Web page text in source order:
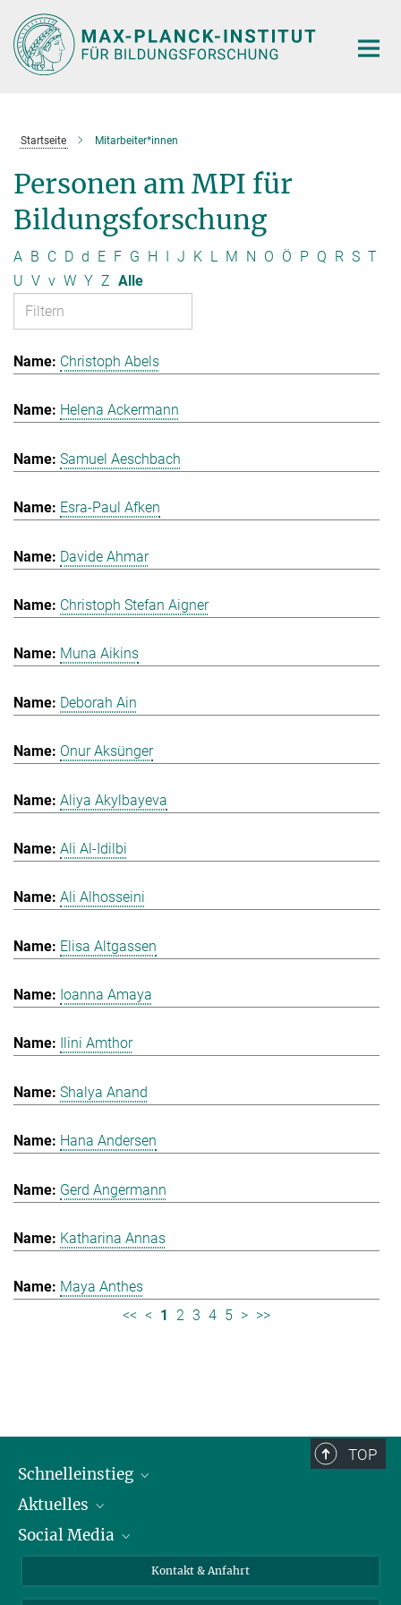
Hauptinhalt
Startseite Mitarbeiter*innen
Personen am MPI für
Bildungsforschung
A B C D d E F G H I J K L M N O Ö P Q R S T
U V v W Y Z Alle
Christoph Abels
Helena Ackermann
Samuel Aeschbach
Esra-Paul Afken
Davide Ahmar
Christoph Stefan Aigner
Muna Aikins
Deborah Ain
Onur Aksünger
Aliya Akylbayeva
Ali Al-Idilbi
Ali Alhosseini
Elisa Altgassen
Ioanna Amaya
Ilini Amthor
Shalya Anand
Hana Andersen
Gerd Angermann
Katharina Annas
Maya Anthes
<< < 1 2 3 4 5 > >>
TOP
Schnelleinstieg
Personen
Pressebereich
Aktuelles
Stellenangebote
Social Media
X
Kontakt & Anfahrt